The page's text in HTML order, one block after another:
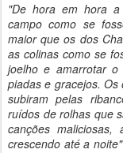
"De hora em hora a
campo como se
maior que os dos
as colinas como se
joelho e amarrotar
piadas e gracejos.
subiram pelas
ruídos de rolhas que
canções
crescendo até a noite"